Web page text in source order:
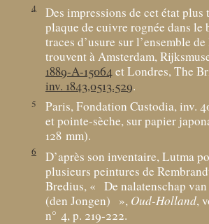
4
Des impressions de cet état plus
plaque de cuivre rognée dans le
traces d’usure sur l’ensemble
trouvent à Amsterdam,
1889-A-15064 et Londres, The
inv. 1843,0513.529.
5
Paris, Fondation Custodia, inv.
et pointe-sèche, sur papier
128 mm).
6
D’après son inventaire, Lutma
plusieurs peintures de
Bredius, « De nalatenschap
(den Jongen)
», Oud-Holland,
n° 4, p. 219-222.